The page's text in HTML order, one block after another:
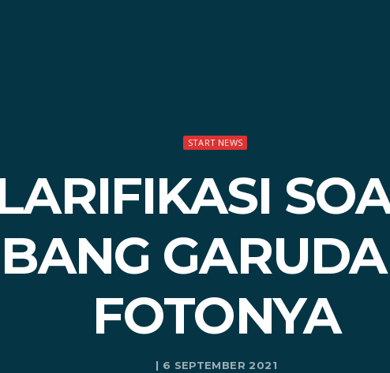
START NEWS
FOTONYA
| 6 SEPTEMBER 2021